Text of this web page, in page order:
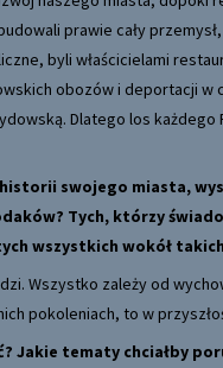
prawie cały
byli właścicielami
obozów i deportacji w
Dlatego los
swojego miasta,
Tych, którzy
wszystkich wokół
Wszystko zależy od
pokoleniach, to w
Jakie tematy chciałby